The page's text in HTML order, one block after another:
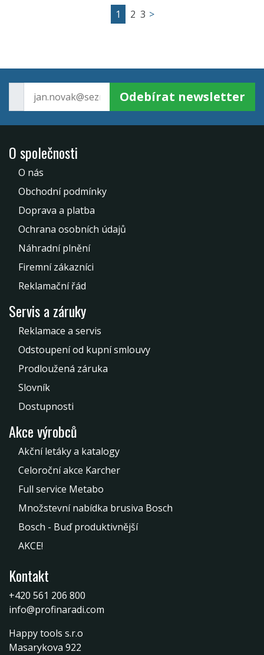
1 2 3 >
Odebírat newsletter
O společnosti
O nás
Obchodní podmínky
Doprava a platba
Ochrana osobních údajů
Náhradní plnění
Firemní zákazníci
Reklamační řád
Servis a záruky
Reklamace a servis
Odstoupení od kupní smlouvy
Prodloužená záruka
Slovník
Dostupnosti
Akce výrobců
Akční letáky a katalogy
Celoroční akce Karcher
Full service Metabo
Množstevní nabídka brusiva Bosch
Bosch - Buď produktivnější
AKCE!
Kontakt
+420 561 206 800
info@profinaradi.com
Happy tools s.r.o
Masarykova 922